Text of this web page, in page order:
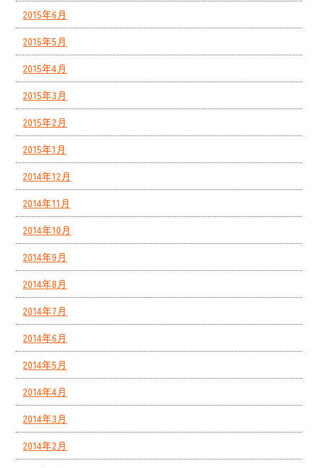
2015年6月
2015年5月
2015年4月
2015年3月
2015年2月
2015年1月
2014年12月
2014年11月
2014年10月
2014年9月
2014年8月
2014年7月
2014年6月
2014年5月
2014年4月
2014年3月
2014年2月